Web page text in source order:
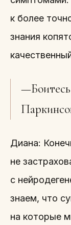
к более
знания
—Боитесь
Диана:
не
с
знаем, что
на которые